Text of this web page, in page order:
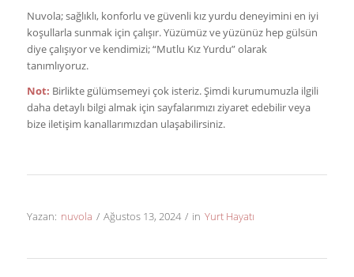
Nuvola; sağlıklı, konforlu ve güvenli kız yurdu deneyimini en iyi
koşullarla sunmak için çalışır. Yüzümüz ve yüzünüz hep gülsün
diye çalışıyor ve kendimizi; “Mutlu Kız Yurdu” olarak
tanımlıyoruz.
Not: Birlikte gülümsemeyi çok isteriz. Şimdi kurumumuzla ilgili
daha detaylı bilgi almak için sayfalarımızı ziyaret edebilir veya
bize iletişim kanallarımızdan ulaşabilirsiniz.
Yazan: nuvola / Ağustos 13, 2024 / in Yurt Hayatı